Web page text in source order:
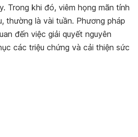
Trong khi đó, viêm họng mãn tính
thường là vài tuần. Phương pháp
đến việc giải quyết nguyên
các triệu chứng và cải thiện sức